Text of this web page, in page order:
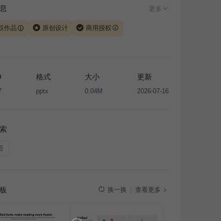
更多
作品 原创设计 商用授权
或出租，未经投权许可任何人不得擅自转载和分发，否则
国著作权法的相关规定承担相应法律责任。
格式
pptx
大小
0.04M
更新
2026-07-16
换一换 查看更多